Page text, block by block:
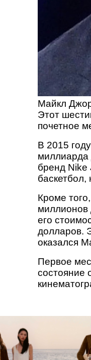
Майкл
Этот
почетное
В 2015
миллиарда
бренд Nike
Кроме
миллионов
его
долларов.
оказался
Первое
состояние